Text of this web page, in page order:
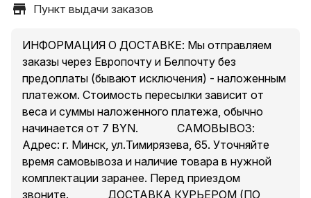
* время самовывоза и наличие уточняйте
удаленности от нашего склада (при сумме заказа не
менее 50 BYN)
————————————————————
Трехобъективная камера видеонаблюдения WiFi
ICSee P15H:
1. 8-мегапиксельный дисплей UHD HD, улучшенное
сжатие видео 265;
2. 8-мегапиксельная IP-камера UHD WIFI, материал
ABS-пластик, водонепроницаемость и
пыленепроницаемость IP66, подходит для
Пункт выдачи заказов
ИНФОРМАЦИЯ О ДОСТАВКЕ: Мы отправляем
заказы через Европочту и Белпочту без
предоплаты (бывают исключения) - наложенным
платежом. Стоимость пересылки зависит от
веса и суммы наложенного платежа, обычно
начинается от 7 BYN. ⠀⠀⠀⠀ САМОВЫВОЗ:
Адрес: г. Минск, ул.Тимирязева, 65. Уточняйте
время самовывоза и наличие товара в нужной
комплектации заранее. Перед приездом
звоните. ⠀⠀⠀⠀ ДОСТАВКА КУРЬЕРОМ (ПО